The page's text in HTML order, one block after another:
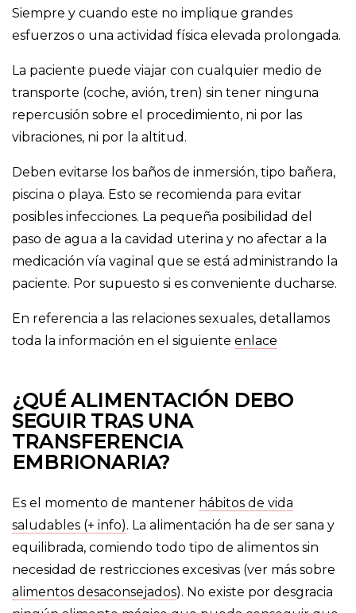
Siempre y cuando este no implique grandes
esfuerzos o una actividad física elevada prolongada.
La paciente puede viajar con cualquier medio de
transporte (coche, avión, tren) sin tener ninguna
repercusión sobre el procedimiento, ni por las
vibraciones, ni por la altitud.
Deben evitarse los baños de inmersión, tipo bañera,
piscina o playa. Esto se recomienda para evitar
posibles infecciones. La pequeña posibilidad del
paso de agua a la cavidad uterina y no afectar a la
medicación vía vaginal que se está administrando la
paciente. Por supuesto si es conveniente ducharse.
En referencia a las relaciones sexuales, detallamos
toda la información en el siguiente enlace
¿QUÉ ALIMENTACIÓN DEBO
SEGUIR TRAS UNA
TRANSFERENCIA
EMBRIONARIA?
Es el momento de mantener hábitos de vida
saludables (+ info). La alimentación ha de ser sana y
equilibrada, comiendo todo tipo de alimentos sin
necesidad de restricciones excesivas (ver más sobre
alimentos desaconsejados). No existe por desgracia